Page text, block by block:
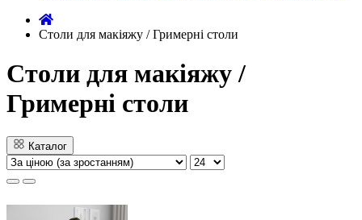
Столи для макіяжу / Гримерні столи
Столи для макіяжу /
Гримерні столи
Каталог